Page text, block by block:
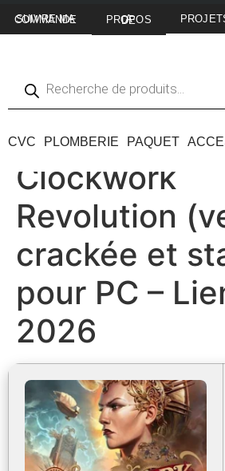
SUIVRE MA COMMANDE A PROPOS DE
CVC PLOMBERIE PAQUET
Clockwork
Revolution
crackée et
pour PC –
2026